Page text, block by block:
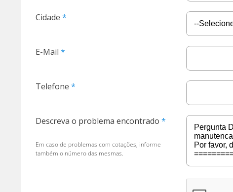
Cidade
E-Mail
Telefone
Descreva o problema encontrado
Em caso de problemas com cotações, informe
também o número das mesmas.